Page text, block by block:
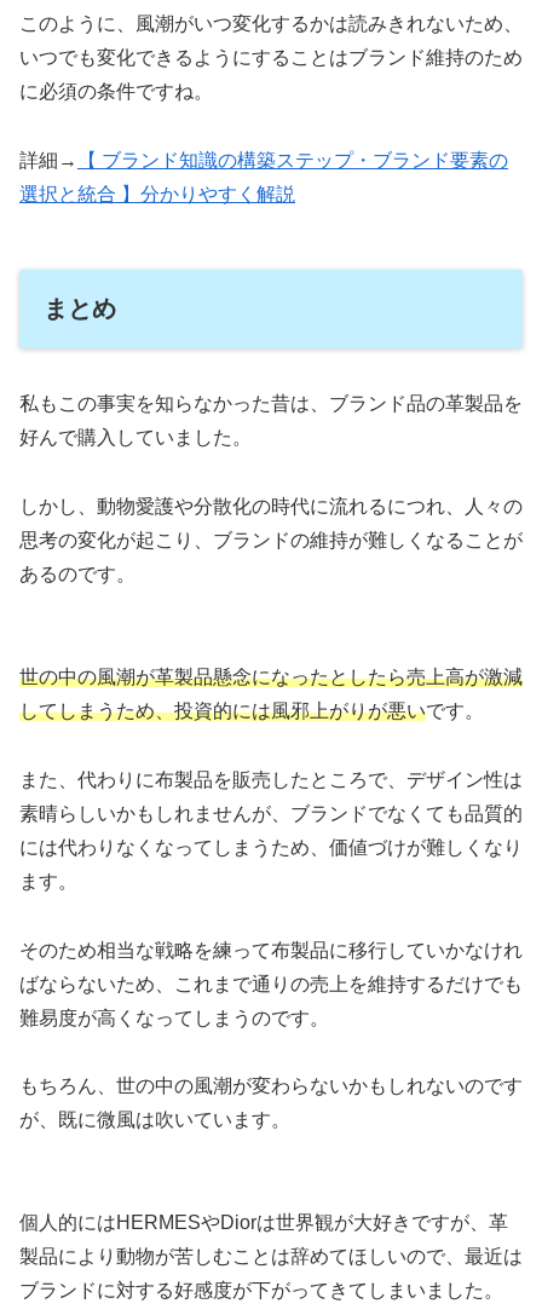
このように、風潮がいつ変化するかは読みきれないため、
いつでも変化できるようにすることはブランド維持のため
に必須の条件ですね。
詳細→
【 ブランド知識の構築ステップ・ブランド要素の
選択と統合 】分かりやすく解説
まとめ
私もこの事実を知らなかった昔は、ブランド品の革製品を
好んで購入していました。
しかし、動物愛護や分散化の時代に流れるにつれ、人々の
思考の変化が起こり、ブランドの維持が難しくなることが
あるのです。
世の中の風潮が革製品懸念になったとしたら売上高が激減
してしまうため、投資的には風邪上がりが悪いです。
また、代わりに布製品を販売したところで、デザイン性は
素晴らしいかもしれませんが、ブランドでなくても品質的
には代わりなくなってしまうため、価値づけが難しくなり
ます。
そのため相当な戦略を練って布製品に移行していかなけれ
ばならないため、これまで通りの売上を維持するだけでも
難易度が高くなってしまうのです。
もちろん、世の中の風潮が変わらないかもしれないのです
が、既に微風は吹いています。
個人的にはHERMESやDiorは世界観が大好きですが、革
製品により動物が苦しむことは辞めてほしいので、最近は
ブランドに対する好感度が下がってきてしまいました。